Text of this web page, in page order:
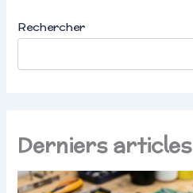
Rechercher
Derniers articles